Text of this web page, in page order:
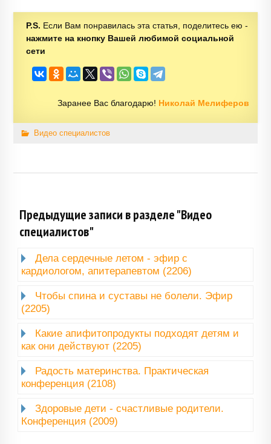
P.S. Если Вам понравилась эта статья, поделитесь ею -
нажмите на кнопку Вашей любимой социальной
сети
Заранее Вас благодарю! Николай Мелиферов
Видео специалистов
Предыдущие записи в разделе "Видео
специалистов"
Дела сердечные летом - эфир с
кардиологом, апитерапевтом (2206)
Чтобы спина и суставы не болели. Эфир
(2205)
Какие апифитопродукты подходят детям и
как они действуют (2205)
Радость материнства. Практическая
конференция (2108)
Здоровые дети - счастливые родители.
Конференция (2009)